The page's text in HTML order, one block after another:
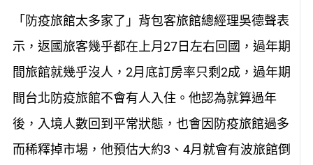
「防疫旅館太多家了」背包客旅館總經理吳德聲表
示，返國旅客幾乎都在上月27日左右回國，過年期
間旅館就幾乎沒人，2月底訂房率只剩2成，過年期
間台北防疫旅館不會有人入住。他認為就算過年
後，入境人數回到平常狀態，也會因防疫旅館過多
而稀釋掉市場，他預估大約3、4月就會有波旅館倒